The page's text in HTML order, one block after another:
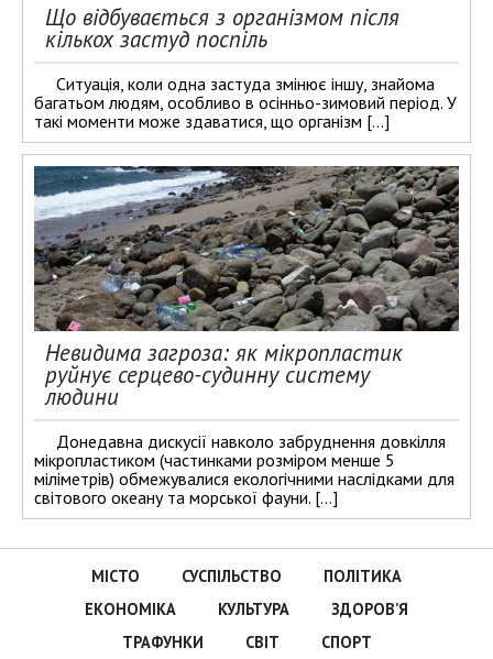
Що відбувається з організмом після
кількох застуд поспіль
Ситуація, коли одна застуда змінює іншу, знайома
багатьом людям, особливо в осінньо-зимовий період. У
такі моменти може здаватися, що організм […]
Невидима загроза: як мікропластик
руйнує серцево-судинну систему
людини
Донедавна дискусії навколо забруднення довкілля
мікропластиком (частинками розміром менше 5
міліметрів) обмежувалися екологічними наслідками для
світового океану та морської фауни. […]
МІСТО СУСПІЛЬСТВО
ПОЛІТИКА
ЕКОНОМІКА
КУЛЬТУРА
ЗДОРОВ’Я
ТРАФУНКИ
СВІТ СПОРТ